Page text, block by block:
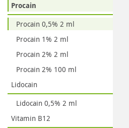
Procain
Procain 0,5% 2 ml
Procain 1% 2 ml
Procain 2% 2 ml
Procain 2% 100 ml
Lidocain
Lidocain 0,5% 2 ml
Vitamin B12